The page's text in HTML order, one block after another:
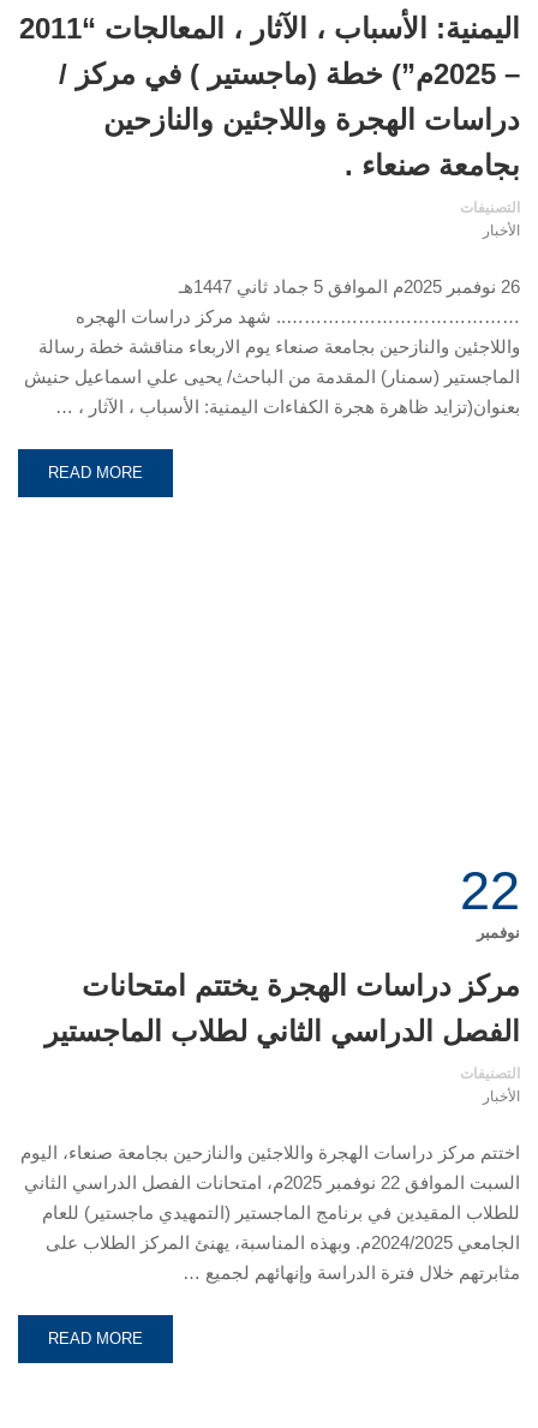
اليمنية: الأسباب ، الآثار ، المعالجات “2011
– 2025م”) خطة (ماجستير ) في مركز /
دراسات الهجرة واللاجئين والنازحين
بجامعة صنعاء .
التصنيفات
الأخبار
26 نوفمبر 2025م الموافق 5 جماد ثاني 1447هـ
………………………………….. شهد مركز دراسات الهجره
واللاجئين والنازحين بجامعة صنعاء يوم الاربعاء مناقشة خطة رسالة
الماجستير (سمنار) المقدمة من الباحث/ يحيى علي اسماعيل حنيش
بعنوان(تزايد ظاهرة هجرة الكفاءات اليمنية: الأسباب ، الآثار ، …
READ MORE
22
نوفمبر
مركز دراسات الهجرة يختتم امتحانات
الفصل الدراسي الثاني لطلاب الماجستير
التصنيفات
الأخبار
اختتم مركز دراسات الهجرة واللاجئين والنازحين بجامعة صنعاء، اليوم
السبت الموافق 22 نوفمبر 2025م، امتحانات الفصل الدراسي الثاني
للطلاب المقيدين في برنامج الماجستير (التمهيدي ماجستير) للعام
الجامعي 2024/2025م. وبهذه المناسبة، يهنئ المركز الطلاب على
مثابرتهم خلال فترة الدراسة وإنهائهم لجميع …
READ MORE